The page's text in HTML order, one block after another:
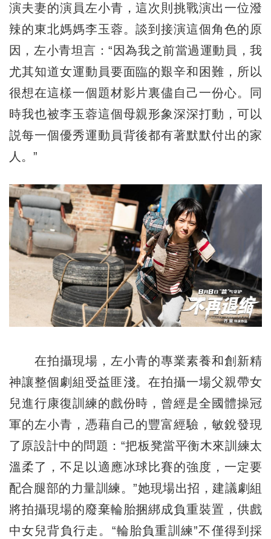
演夫妻的演員左小青，這次則挑戰演出一位潑
辣的東北媽媽李玉蓉。談到接演這個角色的原
因，左小青坦言：“因為我之前當過運動員，我
尤其知道女運動員要面臨的艱辛和困難，所以
很想在這樣一個題材影片裏儘自己一份心。同
時我也被李玉蓉這個母親形象深深打動，可以
説每一個優秀運動員背後都有著默默付出的家
人。”
在拍攝現場，左小青的專業素養和創新精
神讓整個劇組受益匪淺。在拍攝一場父親帶女
兒進行康復訓練的戲份時，曾經是全國體操冠
軍的左小青，憑藉自己的豐富經驗，敏銳發現
了原設計中的問題：“把板凳當平衡木來訓練太
溫柔了，不足以適應冰球比賽的強度，一定要
配合腿部的力量訓練。”她現場出招，建議劇組
將拍攝現場的廢棄輪胎捆綁成負重裝置，供戲
中女兒背負行走。“輪胎負重訓練”不僅得到採